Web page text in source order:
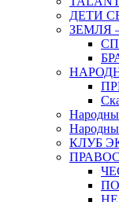
ДЕТИ
ЗЕМЛЯ
КЛУБ